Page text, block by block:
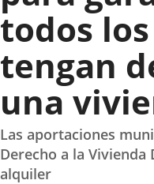
todos
tengan
una
Las aportaciones
Derecho a la
alquiler